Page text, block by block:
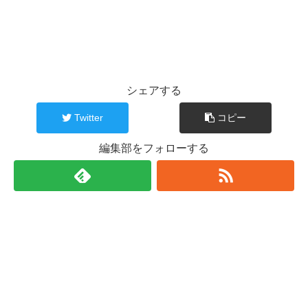
シェアする
Twitter コピー
編集部をフォローする